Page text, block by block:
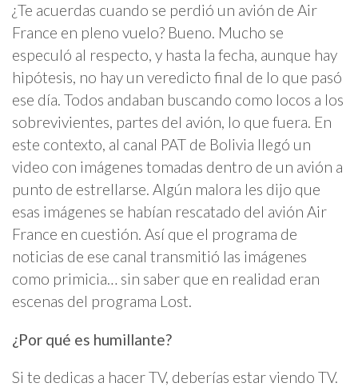
¿Te acuerdas cuando se perdió un avión de Air
France en pleno vuelo? Bueno. Mucho se
especuló al respecto, y hasta la fecha, aunque hay
hipótesis, no hay un veredicto final de lo que pasó
ese día. Todos andaban buscando como locos a los
sobrevivientes, partes del avión, lo que fuera. En
este contexto, al canal PAT de Bolivia llegó un
video con imágenes tomadas dentro de un avión a
punto de estrellarse. Algún malora les dijo que
esas imágenes se habían rescatado del avión Air
France en cuestión. Así que el programa de
noticias de ese canal transmitió las imágenes
como primicia… sin saber que en realidad eran
escenas del programa Lost.
¿Por qué es humillante?
Si te dedicas a hacer TV, deberías estar viendo TV.